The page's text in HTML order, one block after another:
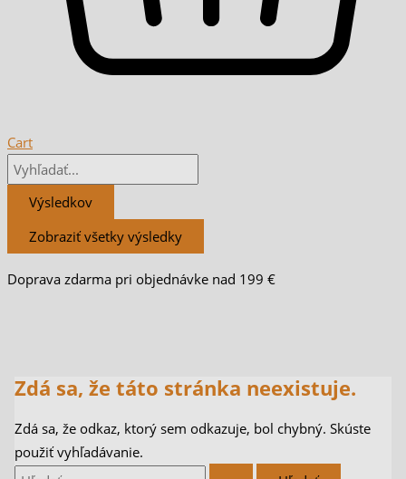
Cart
Výsledkov
Zobraziť všetky výsledky
Doprava zdarma pri objednávke nad 199 €
Zdá sa, že táto stránka neexistuje.
Zdá sa, že odkaz, ktorý sem odkazuje, bol chybný. Skúste
použiť vyhľadávanie.